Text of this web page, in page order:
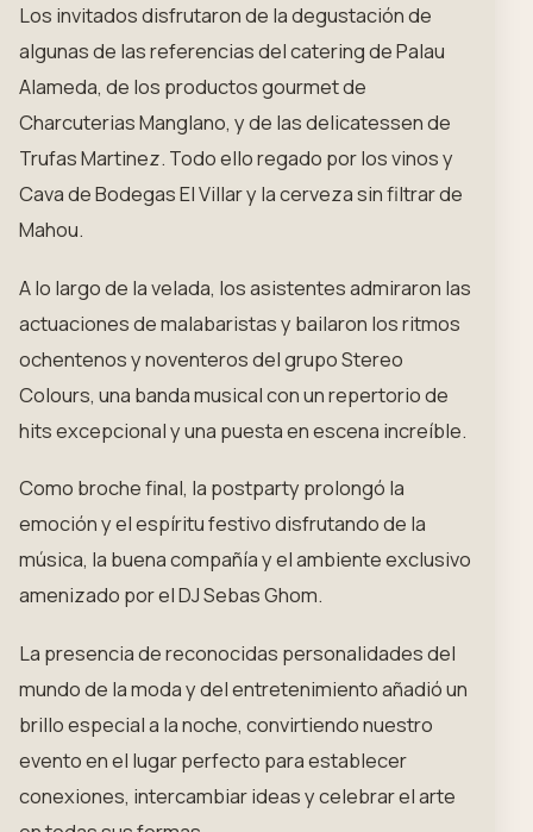
Los invitados disfrutaron de la degustación de
algunas de las referencias del catering de Palau
Alameda, de los productos gourmet de
Charcuterias Manglano, y de las delicatessen de
Trufas Martinez. Todo ello regado por los vinos y
Cava de Bodegas El Villar y la cerveza sin filtrar de
Mahou.
A lo largo de la velada, los asistentes admiraron las
actuaciones de malabaristas y bailaron los ritmos
ochentenos y noventeros del grupo Stereo
Colours, una banda musical con un repertorio de
hits excepcional y una puesta en escena increíble.
Como broche final, la postparty prolongó la
emoción y el espíritu festivo disfrutando de la
música, la buena compañía y el ambiente exclusivo
amenizado por el DJ Sebas Ghom.
La presencia de reconocidas personalidades del
mundo de la moda y del entretenimiento añadió un
brillo especial a la noche, convirtiendo nuestro
evento en el lugar perfecto para establecer
conexiones, intercambiar ideas y celebrar el arte